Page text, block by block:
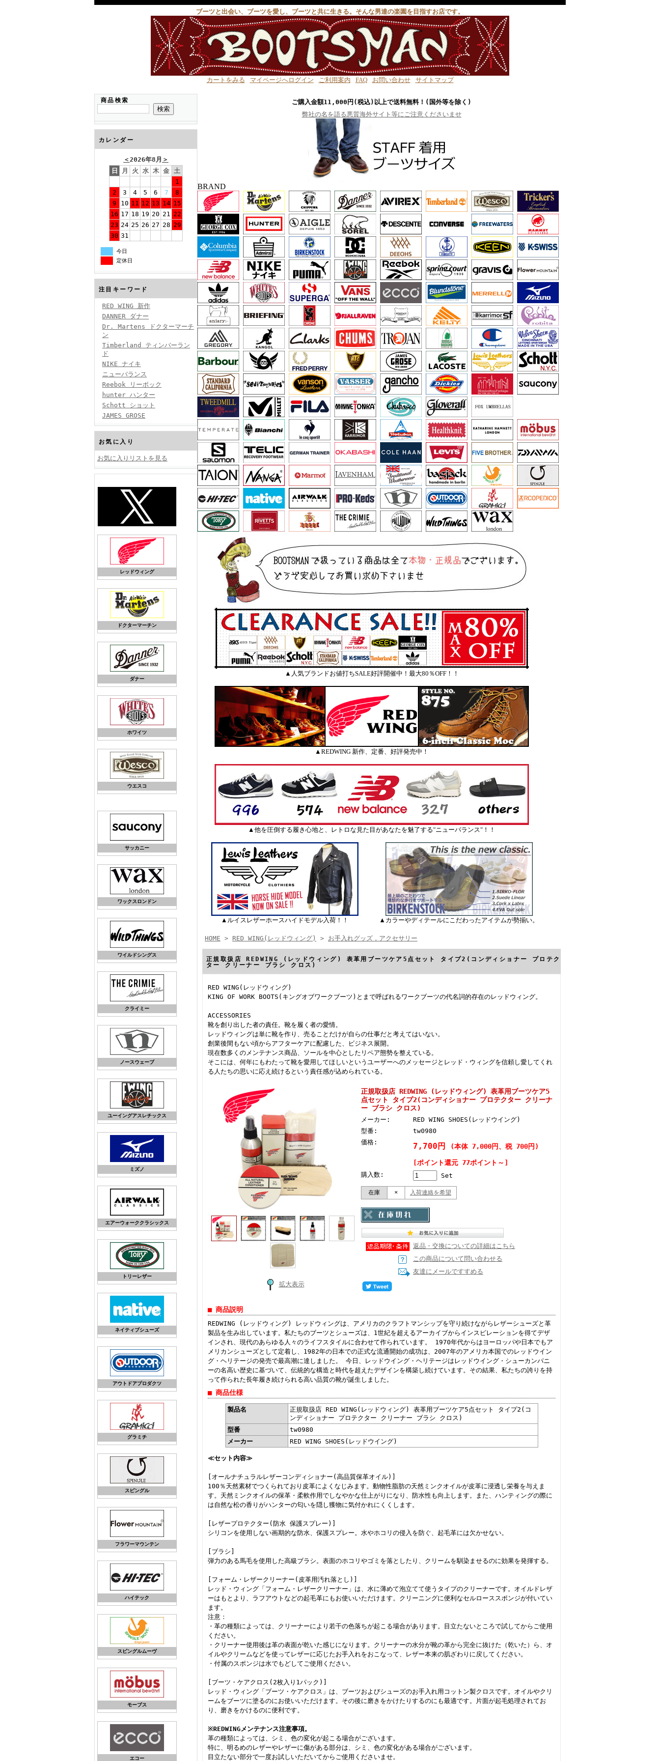
ブーツと出会い、ブーツを愛し、ブーツと共に生きる。そんな男達の楽園を目指すお店です。
カートをみる マイページへログイン ご利用案内 FAQ お問い合わせ サイトマップ
商品検索
カレンダー
＜2026年8月 ＞
日
月 火 水 木 金 土
1
2
3 4 5 6 7
8
9
10 11 12 13 14 15
16 17 18 19 20 21 22
23 24 25 26 27 28 29
30 31
今日
定休日
注目キーワード
RED WING 新作
DANNER ダナー
Dr. Martens ドクターマーチ
ン
Timberland ティンバーラン
ド
NIKE ナイキ
ニューバランス
Reebok リーボック
hunter ハンター
Schott ショット
JAMES GROSE
お気に入り
お気に入りリストを見る
レッドウィング
ドクターマーチン
ダナー
ホワイツ
ウエスコ
サッカニー
ワックスロンドン
ワイルドシングス
クライミー
ノースウェーブ
ユーイングアスレチックス
ミズノ
エアーウォーククラシックス
トリーレザー
ネイティブシューズ
アウトドアプロダクツ
グラミチ
スピングル
フラワーマウンテン
ハイテック
スピングルムーヴ
モーブス
エコー
ご購入金額11,000円(税込)以上で送料無料！(国外等を除く)
弊社の名を語る悪質海外サイト等にご注意くださいませ
BRAND
▲人気ブランドお値打ちSALE好評開催中！最大80％OFF！！
▲REDWING 新作、定番、好評発売中！
▲他を圧倒する履き心地と、レトロな見た目があなたを魅了する"ニューバランス"！！
▲ルイスレザーホースハイドモデル入荷！！ ▲カラーやディテールにこだわったアイテムが勢揃い。
HOME > RED WING(レッドウィング) > お手入れグッズ，アクセサリー
正規取扱店 REDWING (レッドウィング) 表革用ブーツケア5点セット タイプ2(コンディショナー プロテク
ター クリーナー ブラシ クロス)
RED WING(レッドウィング)
KING OF WORK BOOTS(キングオブワークブーツ)とまで呼ばれるワークブーツの代名詞的存在のレッドウィング。
ACCESSORIES
靴を創り出した者の責任。靴を履く者の愛情。
レッドウィングは単に靴を作り、売ることだけが自らの仕事だと考えてはいない。
創業後間もない頃からアフターケアに配慮した、ビジネス展開。
現在数多くのメンテナンス商品、ソールを中心としたリペア態勢を整えている。
そこには、何年にもわたって靴を愛用してほしいというユーザーへのメッセージとレッド・ウィングを信頼し愛してくれ
る人たちの思いに応え続けるという責任感が込められている。
拡大表示
正規取扱店 REDWING (レッドウィング) 表革用ブーツケア5
点セット タイプ2(コンディショナー プロテクター クリーナ
ー ブラシ クロス)
メーカー:
RED WING SHOES(レッドウイング)
型番:
tw0980
価格:
7,700円 (本体 7,000円、税 700円)
[ポイント還元 77ポイント～]
購入数: Set
在庫 × 入荷連絡を希望
返品・交換についての詳細はこちら
この商品について問い合わせる
友達にメールですすめる
■ 商品説明
REDWING (レッドウィング) レッドウィングは、アメリカのクラフトマンシップを守り続けながらレザーシューズと革
製品を生み出しています。私たちのブーツとシューズは、1世紀を超えるアーカイブからインスピレーションを得てデザ
インされ、現代のあらゆる人々のライフスタイルに合わせて作られています。 1970年代からはヨーロッパや日本でもア
メリカンシューズとして定着し、1982年の日本での正式な流通開始の成功は、2007年のアメリカ本国でのレッドウイン
グ・ヘリテージの発売で最高潮に達しました。 今日、レッドウイング・ヘリテージはレッドウイング・シューカンパニ
ーの名高い歴史に基づいて、伝統的な構造と時代を超えたデザインを構築し続けています。その結果、私たちの誇りを持
って作られた長年履き続けられる高い品質の靴が誕生しました。
■ 商品仕様
製品名
正規取扱店 RED WING(レッドウィング) 表革用ブーツケア5点セット タイプ2(コ
ンディショナー プロテクター クリーナー ブラシ クロス)
型番
tw0980
メーカー
RED WING SHOES(レッドウイング)
≪セット内容≫
[オールナチュラルレザーコンディショナー(高品質保革オイル)]
100％天然素材でつくられており皮革によくなじみます。動物性脂肪の天然ミンクオイルが皮革に浸透し栄養を与えま
す。天然ミンクオイルの保革・柔軟作用でしなやかな仕上がりになり、防水性も向上します。また、ハンティングの際に
は自然な松の香りがハンターの匂いを隠し獲物に気付かれにくくします。
[レザープロテクター(防水 保護スプレー)]
シリコンを使用しない画期的な防水、保護スプレー。水やホコリの侵入を防ぐ、起毛革には欠かせない。
[ブラシ]
弾力のある馬毛を使用した高級ブラシ。表面のホコリやゴミを落としたり、クリームを馴染ませるのに効果を発揮する。
[フォーム・レザークリーナー(皮革用汚れ落とし)]
レッド・ウィング「フォーム・レザークリーナー」は、水に薄めて泡立てて使うタイプのクリーナーです。オイルドレザ
ーはもとより、ラフアウトなどの起毛革にもお使いいただけます。クリーニングに便利なセルローススポンジが付いてい
ます。
注意：
・革の種類によっては、クリーナーにより若干の色落ちが起こる場合があります。目立たないところで試してからご使用
ください。
・クリーナー使用後は革の表面が乾いた感じになります。クリーナーの水分が靴の革から完全に抜けた（乾いた）ら、オ
イルやクリームなどを使ってレザーに応じたお手入れをおこなって、レザー本来の肌ざわりに戻してください。
・付属のスポンジは水でもどしてご使用ください。
[ブーツ・ケアクロス(2枚入り1パック)]
レッド・ウィング「ブーツ・ケアクロス」は、ブーツおよびシューズのお手入れ用コットン製クロスです。オイルやクリ
ームをブーツに塗るのにお使いいただけます。その後に磨きをかけたりするのにも最適です。片面が起毛処理されてお
り、磨きをかけるのに便利です。
※REDWINGメンテナンス注意事項。
革の種類によっては、シミ、色の変化が起こる場合がございます。
特に、明るめのレザーやレザーに傷がある部分は、シミ、色の変化がある場合がございます。
目立たない部分で一度お試しいただいてからご使用くださいませ。